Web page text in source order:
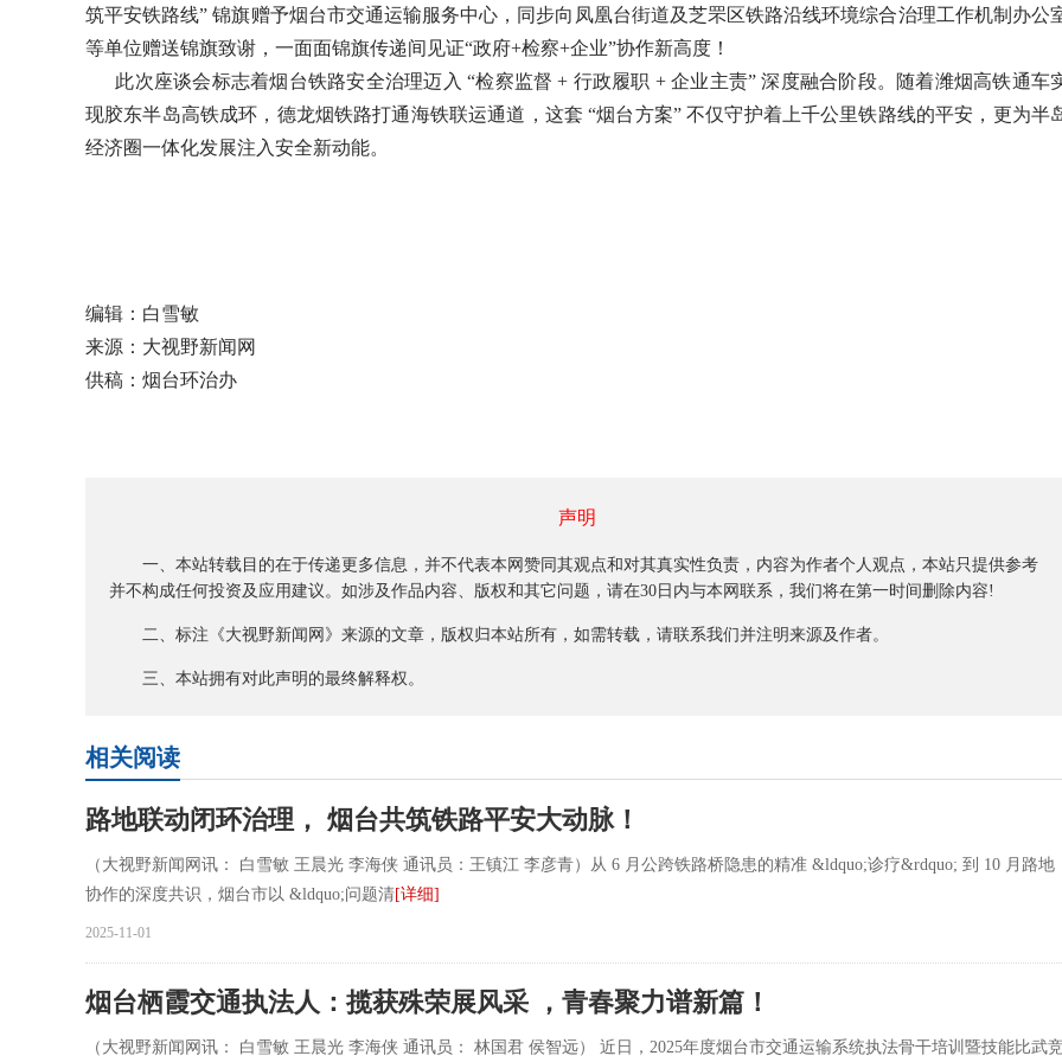
筑平安铁路线” 锦旗赠予烟台市交通运输服务中心，同步向凤凰台街道及芝罘区铁路沿线环境综合治理工作机制办公
等单位赠送锦旗致谢，一面面锦旗传递间见证“政府+检察+企业”协作新高度！
此次座谈会标志着烟台铁路安全治理迈入 “检察监督 + 行政履职 + 企业主责” 深度融合阶段。随着潍烟高铁通车
现胶东半岛高铁成环，德龙烟铁路打通海铁联运通道，这套 “烟台方案” 不仅守护着上千公里铁路线的平安，更为半
经济圈一体化发展注入安全新动能。
编辑：白雪敏
来源：大视野新闻网
供稿：烟台环治办
声明
一、本站转载目的在于传递更多信息，并不代表本网赞同其观点和对其真实性负责，内容为作者个人观点，本站只提供参考
并不构成任何投资及应用建议。如涉及作品内容、版权和其它问题，请在30日内与本网联系，我们将在第一时间删除内容!
二、标注《大视野新闻网》来源的文章，版权归本站所有，如需转载，请联系我们并注明来源及作者。
三、本站拥有对此声明的最终解释权。
相关阅读
路地联动闭环治理， 烟台共筑铁路平安大动脉！
（大视野新闻网讯： 白雪敏 王晨光 李海侠 通讯员：王镇江 李彦青）从 6 月公跨铁路桥隐患的精准 &ldquo;诊疗&rdquo; 到 10 月路地
协作的深度共识，烟台市以 &ldquo;问题清[详细]
2025-11-01
烟台栖霞交通执法人：揽获殊荣展风采 ，青春聚力谱新篇！
（大视野新闻网讯： 白雪敏 王晨光 李海侠 通讯员： 林国君 侯智远） 近日，2025年度烟台市交通运输系统执法骨干培训暨技能比武